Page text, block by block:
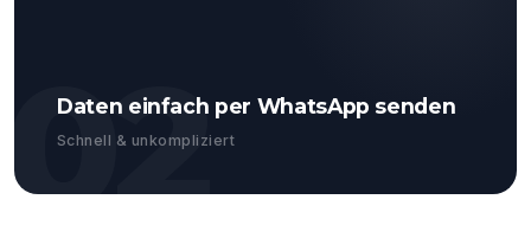
02
Daten einfach per WhatsApp senden
Schnell & unkompliziert